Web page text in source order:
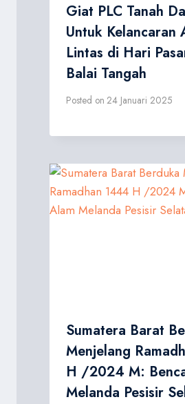
Giat PLC Tanah
Untuk Kelancaran
Lintas di Hari
Balai Tangah
Posted on 24 Januari 2025
Sumatera Barat
Menjelang
H /2024 M:
Melanda Pesisir